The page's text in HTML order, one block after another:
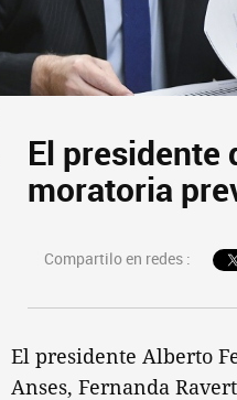
El presidente
moratoria
Compartilo en redes :
El presidente Alberto
Anses, Fernanda